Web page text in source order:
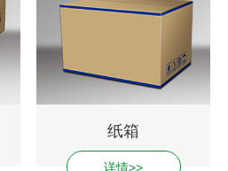
纸箱
详情>>